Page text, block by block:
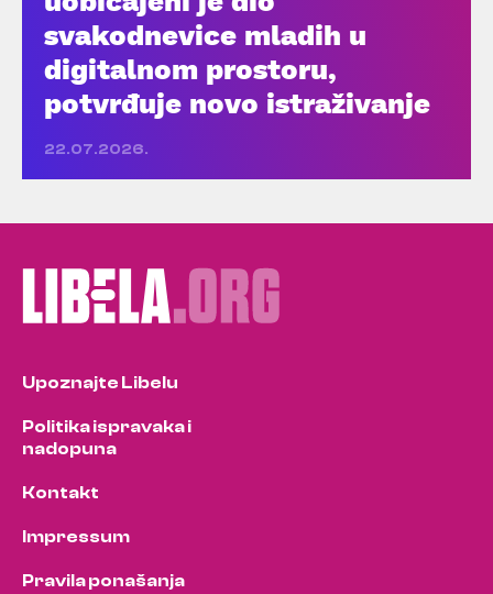
svakodnevice mladih u
digitalnom prostoru,
potvrđuje novo istraživanje
22.07.2026.
Upoznajte Libelu
Politika ispravaka i
nadopuna
Kontakt
Impressum
Pravila ponašanja